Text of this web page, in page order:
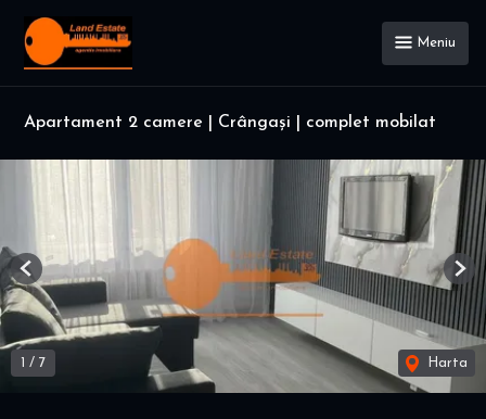
Meniu
Apartament 2 camere | Crângași | complet mobilat
1 / 7 Harta
Previous